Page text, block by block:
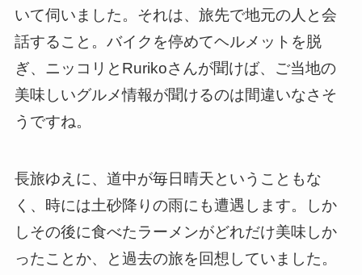
いて伺いました。それは、旅先で地元の人と会
話すること。バイクを停めてヘルメットを脱
ぎ、ニッコリとRurikoさんが聞けば、ご当地の
美味しいグルメ情報が聞けるのは間違いなさそ
うですね。
長旅ゆえに、道中が毎日晴天ということもな
く、時には土砂降りの雨にも遭遇します。しか
しその後に食べたラーメンがどれだけ美味しか
ったことか、と過去の旅を回想していました。